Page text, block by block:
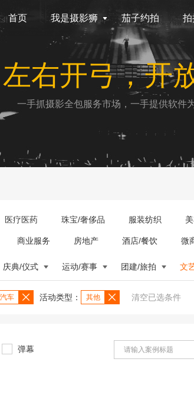
首页 我是摄影狮 茄子约拍 拍
左右开弓，开
一手抓摄影全包服务市场，一手提供软件
医疗医药 珠宝/奢侈品 服装纺织
商业服务 房地产 酒店/餐饮 微
庆典/仪式 运动/赛事 团建/旅拍 文
车 活动类型： 其他 清空已选条件
弹幕